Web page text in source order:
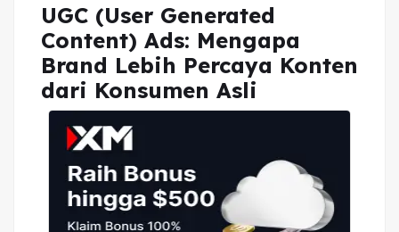
UGC (User Generated
Content) Ads: Mengapa
Brand Lebih Percaya Konten
dari Konsumen Asli